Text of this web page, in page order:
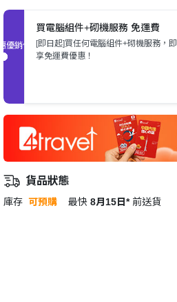
促銷優惠
買電腦組件+砌機服務 免運費
[即日起]買任何電腦組件+砌機服務，即
享免運費優惠！
貨品狀態
庫存 可預購 最快 8月15日* 前送貨